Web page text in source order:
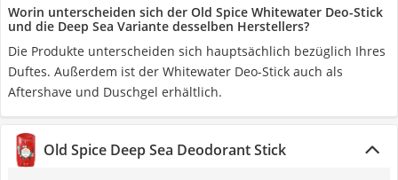
Worin unterscheiden sich der Old Spice Whitewater Deo-Stick
und die Deep Sea Variante desselben Herstellers?
Die Produkte unterscheiden sich hauptsächlich bezüglich Ihres
Duftes. Außerdem ist der Whitewater Deo-Stick auch als
Aftershave und Duschgel erhältlich.
Old Spice Deep Sea Deodorant Stick